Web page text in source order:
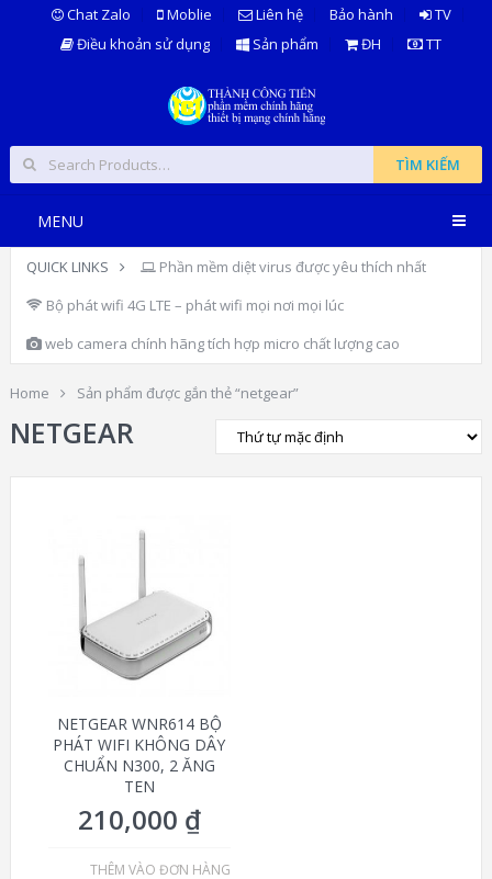
Chat Zalo Moblie Liên hệ Bảo hành
TV
Điều khoản sử dụng
Sản phẩm ĐH TT
TÌM KIẾM
MENU
QUICK LINKS
Phần mềm diệt virus được yêu thích nhất
Bộ phát wifi 4G LTE – phát wifi mọi nơi mọi lúc
web camera chính hãng tích hợp micro chất lượng cao
Home Sản phẩm được gắn thẻ “netgear”
NETGEAR
NETGEAR WNR614 BỘ
PHÁT WIFI KHÔNG DÂY
CHUẨN N300, 2 ĂNG
TEN
210,000 ₫
THÊM VÀO ĐƠN HÀNG